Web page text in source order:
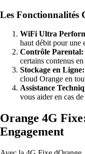
Les Fonctionnalités
WiFi Ultra
haut débit pour une
Contrôle Parental:
certains contenus
Stockage en Ligne:
cloud Orange en
Assistance
vous aider en cas
Orange 4G
Engagement